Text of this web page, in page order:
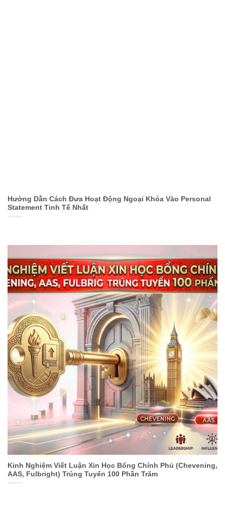
Hướng Dẫn Cách Đưa Hoạt Động Ngoại Khóa Vào Personal
Statement Tinh Tế Nhất
Kinh Nghiệm Viết Luận Xin Học Bổng Chính Phủ (Chevening,
AAS, Fulbright) Trúng Tuyển 100 Phần Trăm